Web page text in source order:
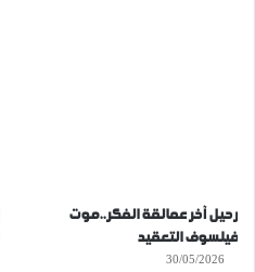
رحيل آخر عمالقة الفكر..موت
فيلسوف التعقيد
30/05/2026